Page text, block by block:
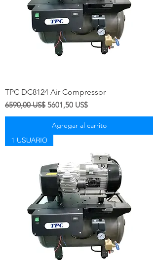
TPC DC8124 Air Compressor
Precio
6590,00 US$ Precio de oferta
5601,50 US$
Agregar al carrito
1 USUARIO